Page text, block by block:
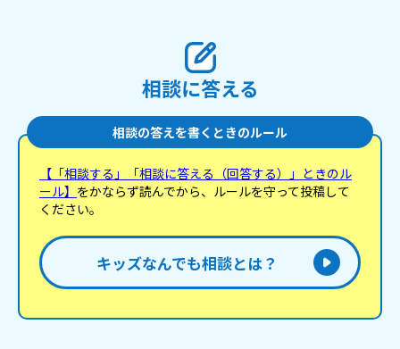
相談に答える
相談の答えを書くときのルール
【「相談する」「相談に答える（回答する）」ときのル
ール】 をかならず読んでから、ルールを守って投稿して
ください。
キッズなんでも相談とは？